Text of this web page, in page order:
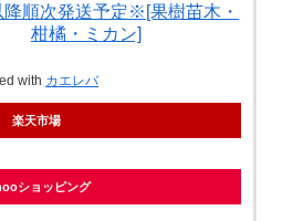
降順次発送予定※[果樹苗木・
柑橘・ミカン]
with カエレバ
楽天市場
ショッピング